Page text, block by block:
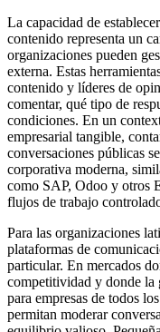
La capacidad de
contenido representa un
organizaciones pueden
externa. Estas
contenido y líderes de
comentar, qué tipo de
condiciones. En un
empresarial tangible,
conversaciones públicas
corporativa moderna,
como SAP, Odoo y otros
flujos de trabajo
Para las organizaciones
plataformas de
particular. En mercados
competitividad y donde la
para empresas de todos
permitan moderar